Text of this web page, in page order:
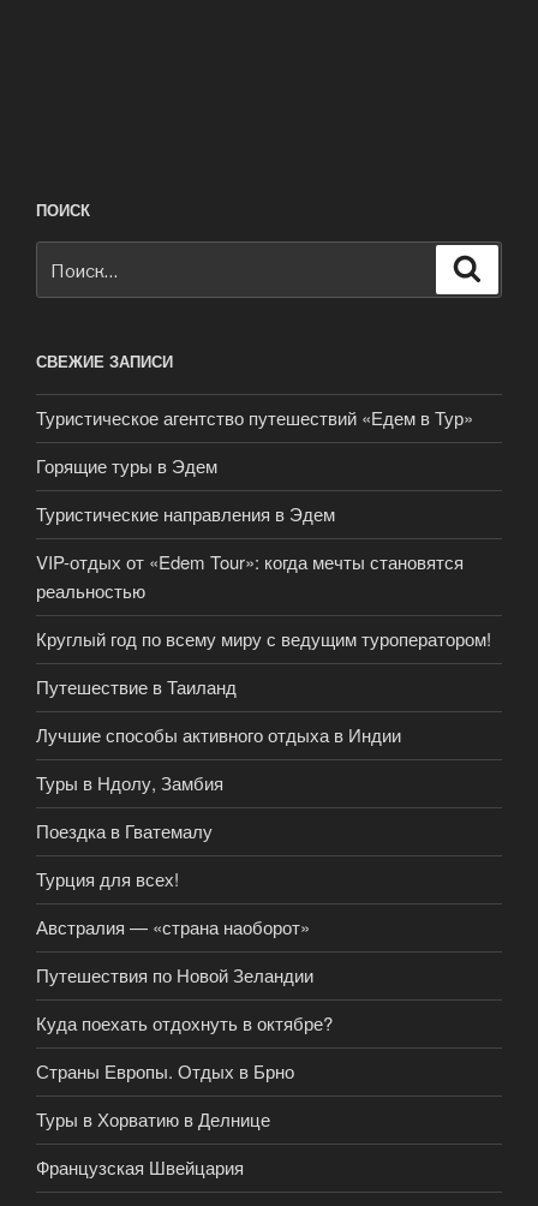
ПОИСК
СВЕЖИЕ ЗАПИСИ
Туристическое агентство путешествий «Едем в Тур»
Горящие туры в Эдем
Туристические направления в Эдем
VIP-отдых от «Edem Tour»: когда мечты становятся
реальностью
Круглый год по всему миру с ведущим туроператором!
Путешествие в Таиланд
Лучшие способы активного отдыха в Индии
Туры в Ндолу, Замбия
Поездка в Гватемалу
Турция для всех!
Австралия — «страна наоборот»
Путешествия по Новой Зеландии
Куда поехать отдохнуть в октябре?
Страны Европы. Отдых в Брно
Туры в Хорватию в Делнице
Французская Швейцария